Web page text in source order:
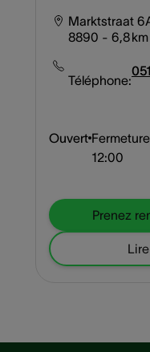
Marktstraat
8890 - 6,8 km
Téléphone:
Ouvert
12:00
Prenez